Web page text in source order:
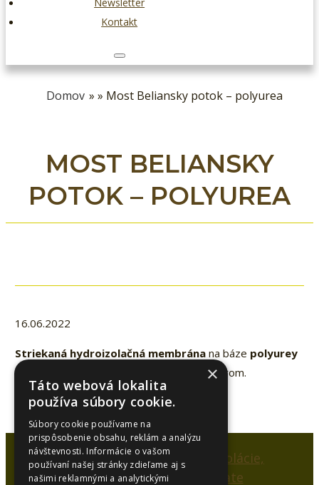
Kontakt
Domov » » Most Beliansky potok – polyurea
MOST BELIANSKY
POTOK – POLYUREA
16.06.2022
Striekaná hydroizolačná membránana báze polyurey
s prípravou podkladu a UV ochranným náterom.
×
Táto webová lokalita
používa súbory cookie.
Súbory cookie používame na
prispôsobenie obsahu, reklám a analýzu
návštevnosti. Informácie o vašom
používaní našej stránky zdieľame aj s
našimi reklamnými a analytickými